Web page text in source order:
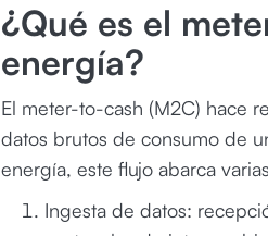
¿Qué es el
energía?
El meter-to-cash (M2C) hace
datos brutos de consumo de
energía, este flujo abarca
Ingesta de datos: